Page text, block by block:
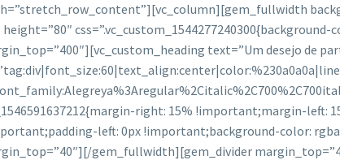
text=”Um desejo de
right: 15% !important;margin-
left: 0px !important;background-color:
gem_fullwidth][gem_divider